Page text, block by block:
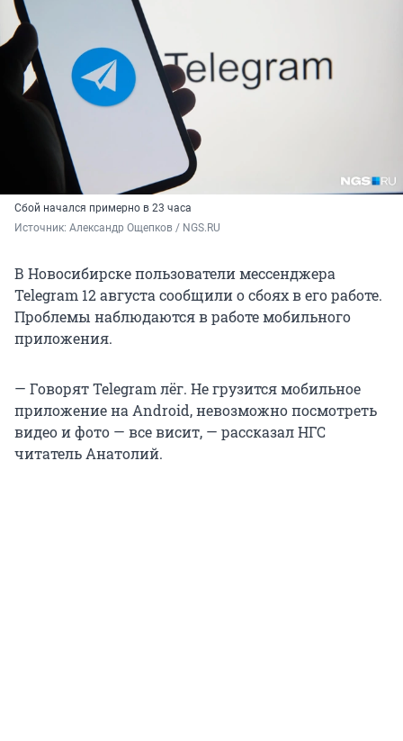
Сбой начался примерно в 23 часа
Источник: Александр Ощепков / NGS.RU
В Новосибирске пользователи мессенджера
Telegram 12 августа сообщили о сбоях в его работе.
Проблемы наблюдаются в работе мобильного
приложения.
— Говорят Telegram лёг. Не грузится мобильное
приложение на Android, невозможно посмотреть
видео и фото — все висит, — рассказал НГС
читатель Анатолий.